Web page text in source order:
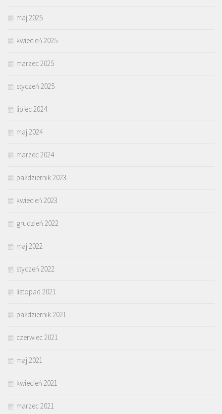
maj 2025
kwiecień 2025
marzec 2025
styczeń 2025
lipiec 2024
maj 2024
marzec 2024
październik 2023
kwiecień 2023
grudzień 2022
maj 2022
styczeń 2022
listopad 2021
październik 2021
czerwiec 2021
maj 2021
kwiecień 2021
marzec 2021